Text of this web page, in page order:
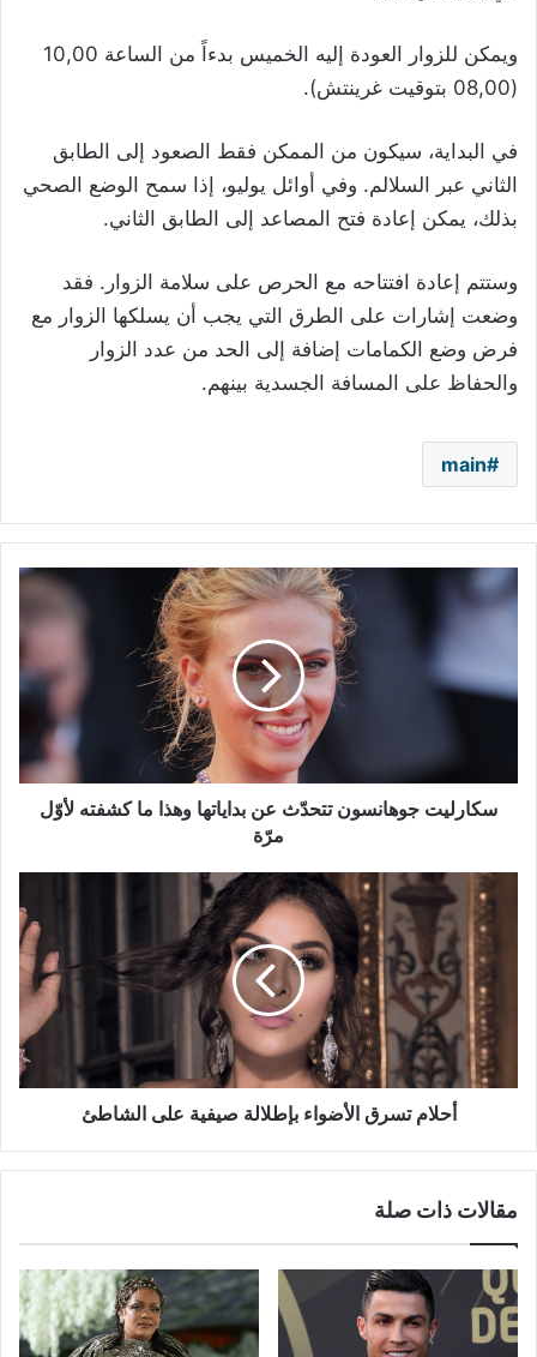
ويمكن للزوار العودة إليه الخميس بدءاً من الساعة 10,00
(08,00 بتوقيت غرينتش).
في البداية، سيكون من الممكن فقط الصعود إلى الطابق
الثاني عبر السلالم. وفي أوائل يوليو، إذا سمح الوضع الصحي
بذلك، يمكن إعادة فتح المصاعد إلى الطابق الثاني.
وستتم إعادة افتتاحه مع الحرص على سلامة الزوار. فقد
وضعت إشارات على الطرق التي يجب أن يسلكها الزوار مع
فرض وضع الكمامات إضافة إلى الحد من عدد الزوار
والحفاظ على المسافة الجسدية بينهم.
main
سكارليت
جوهانسون
بداياتها
وهذا
لأوّل
مرّةسكارليت جوهانسون تتحدّث عن بداياتها وهذا ما كشفته لأوّل
مرّة
أحلام
تسرق
الأضواء
بإطلالة
صيفية
على
الشاطئ
أحلام تسرق الأضواء بإطلالة صيفية على الشاطئ
مقالات ذات صلة